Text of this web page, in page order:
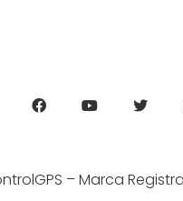
– Marca